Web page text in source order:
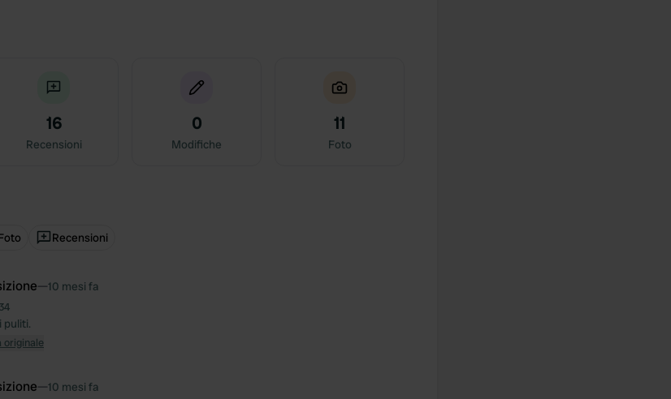
16
Recensioni
0
Modifiche
11
Foto
Recensioni
—10 mesi fa
puliti.
originale
—10 mesi fa